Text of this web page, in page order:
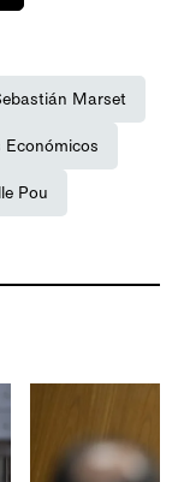
Marset
Económicos
Pou